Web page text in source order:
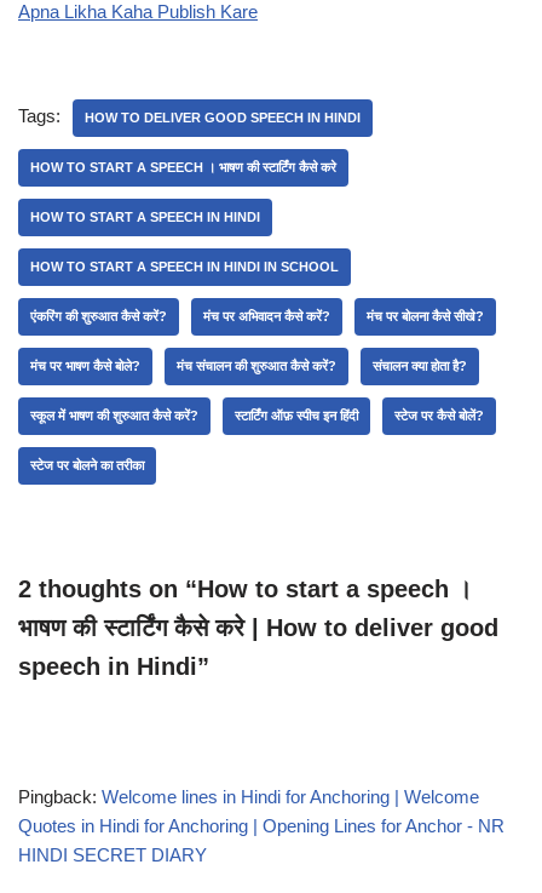
Apna Likha Kaha Publish Kare
Tags: HOW TO DELIVER GOOD SPEECH IN HINDI
HOW TO START A SPEECH । भाषण की स्टार्टिंग कैसे करे
HOW TO START A SPEECH IN HINDI
HOW TO START A SPEECH IN HINDI IN SCHOOL
एंकरिंग की शुरुआत कैसे करें? मंच पर अभिवादन कैसे करें? मंच पर बोलना कैसे सीखे?
मंच पर भाषण कैसे बोले? मंच संचालन की शुरुआत कैसे करें? संचालन क्या होता है?
स्कूल में भाषण की शुरुआत कैसे करें? स्टार्टिंग ऑफ़ स्पीच इन हिंदी स्टेज पर कैसे बोलें?
स्टेज पर बोलने का तरीका
2 thoughts on “How to start a speech ।
भाषण की स्टार्टिंग कैसे करे | How to deliver good
speech in Hindi”
Pingback: Welcome lines in Hindi for Anchoring | Welcome
Quotes in Hindi for Anchoring | Opening Lines for Anchor - NR
HINDI SECRET DIARY